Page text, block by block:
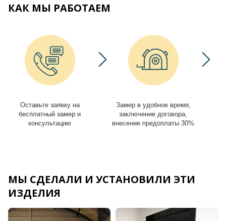
КАК МЫ РАБОТАЕМ
Оставьте заявку на
бесплатный замер и
консультацию
Замер в удобное время,
заключение договора,
внесение предоплаты 30%
МЫ СДЕЛАЛИ И УСТАНОВИЛИ ЭТИ
ИЗДЕЛИЯ